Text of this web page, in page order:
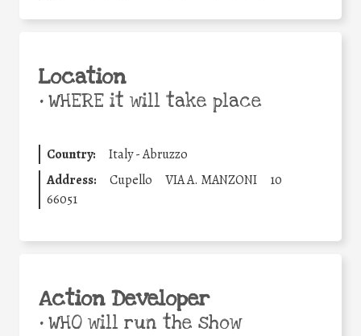
Location
•WHERE it will take place
Country:
Italy - Abruzzo
Address:
Cupello VIA A. MANZONI
10
66051
Action Developer
•WHO will run the show